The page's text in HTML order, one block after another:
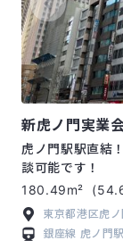
新虎ノ門実業
虎ノ門駅駅直結
談可能です！
180.49m²
東京都港区虎
銀座線 虎ノ門駅